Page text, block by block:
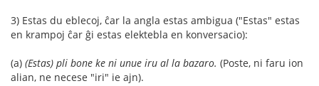
3) Estas du eblecoj, ĉar la angla estas ambigua ("Estas" estas
en krampoj ĉar ĝi estas elektebla en konversacio):
(a) (Estas) pli bone ke ni unue iru al la bazaro. (Poste, ni faru ion
alian, ne necese "iri" ie ajn).